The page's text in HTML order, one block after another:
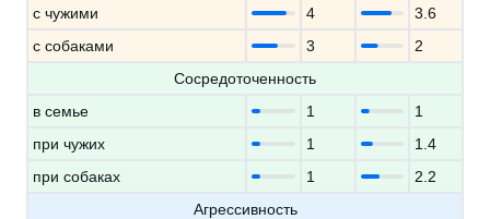
с чужими
4
3.6
с собаками
3
2
Сосредоточенность
в семье
1
1
при чужих
1
1.4
при собаках
1
2.2
Агрессивность